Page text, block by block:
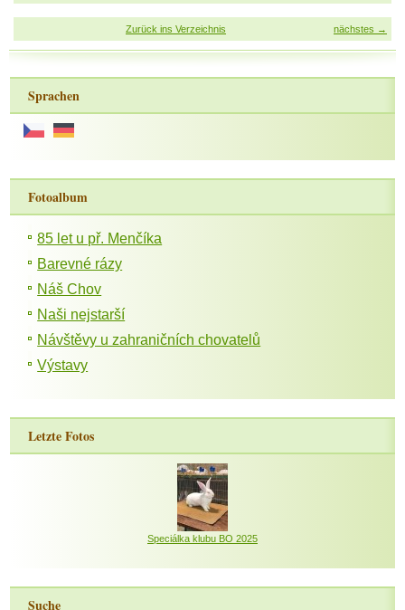
nächstes →
Zurück ins Verzeichnis
Sprachen
Fotoalbum
85 let u př. Menčíka
Barevné rázy
Náš Chov
Naši nejstarší
Návštěvy u zahraničních chovatelů
Výstavy
Letzte Fotos
Speciálka klubu BO 2025
Suche